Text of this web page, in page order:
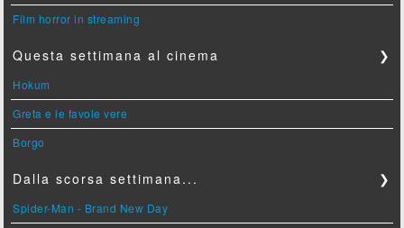
Film horror in streaming
Questa settimana al cinema ❯
Hokum
Greta e le favole vere
Borgo
Dalla scorsa settimana... ❯
Spider-Man - Brand New Day